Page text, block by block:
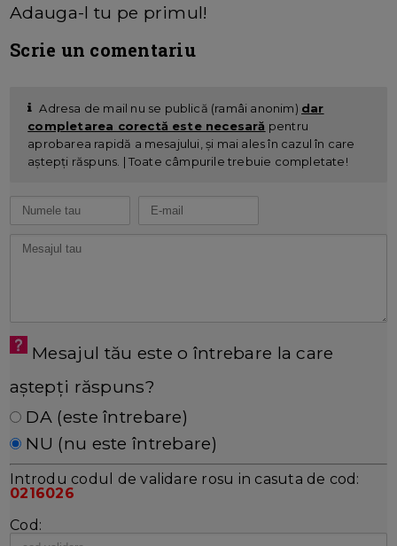
Adauga-l tu pe primul!
Scrie un comentariu
Adresa de mail nu se publică (ramâi anonim) dar
completarea corectă este necesară pentru
aprobarea rapidă a mesajului, și mai ales în cazul în care
aștepți răspuns. | Toate câmpurile trebuie completate!
Mesajul tău este o întrebare la care
aștepți răspuns?
DA (este întrebare)
NU (nu este întrebare)
Introdu codul de validare rosu in casuta de cod:
0216026
Cod: